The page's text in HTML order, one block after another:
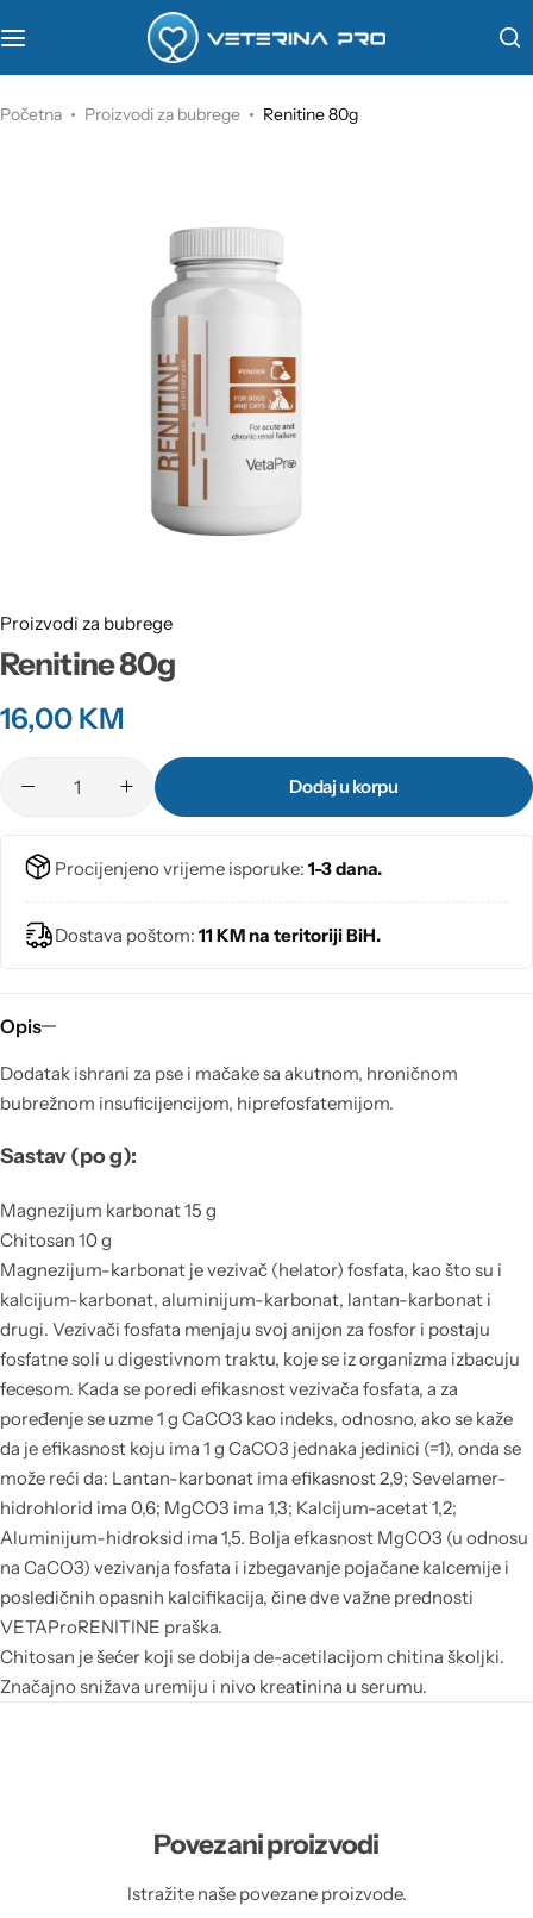
Početna Proizvodi za bubrege Renitine 80g
Proizvodi za bubrege
Renitine 80g
16,00 KM
Dodaj u korpu
Procijenjeno vrijeme isporuke: 1-3 dana.
Dostava poštom: 11 KM na teritoriji BiH.
Opis
Dodatak ishrani za pse i mačake sa akutnom, hroničnom
bubrežnom insuficijencijom, hiprefosfatemijom.
Sastav (po g):
Magnezijum karbonat 15 g
Chitosan 10 g
Magnezijum-karbonat je vezivač (helator) fosfata, kao što su i
kalcijum-karbonat, aluminijum-karbonat, lantan-karbonat i
drugi. Vezivači fosfata menjaju svoj anijon za fosfor i postaju
fosfatne soli u digestivnom traktu, koje se iz organizma izbacuju
fecesom. Kada se poredi efikasnost vezivača fosfata, a za
poređenje se uzme 1 g CaCO3 kao indeks, odnosno, ako se kaže
da je efikasnost koju ima 1 g CaCO3 jednaka jedinici (=1), onda se
može reći da: Lantan-karbonat ima efikasnost 2,9; Sevelamer-
hidrohlorid ima 0,6; MgCO3 ima 1,3; Kalcijum-acetat 1,2;
Aluminijum-hidroksid ima 1,5. Bolja efkasnost MgCO3 (u odnosu
na CaCO3) vezivanja fosfata i izbegavanje pojačane kalcemije i
posledičnih opasnih kalcifikacija, čine dve važne prednosti
VETAProRENITINE praška.
Chitosan je šećer koji se dobija de-acetilacijom chitina školjki.
Značajno snižava uremiju i nivo kreatinina u serumu.
Povezani proizvodi
Istražite naše povezane proizvode.